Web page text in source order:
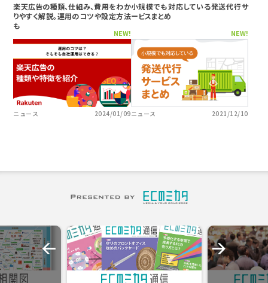
楽天広告の種類、仕組み、費用をわか
りやすく解説。運用のコツや設定方法
も
NEW!
ニュース 2024/01/09
小規模でも対応している発送代行サ
ービスまとめ
NEW!
ニュース 2021/12/10